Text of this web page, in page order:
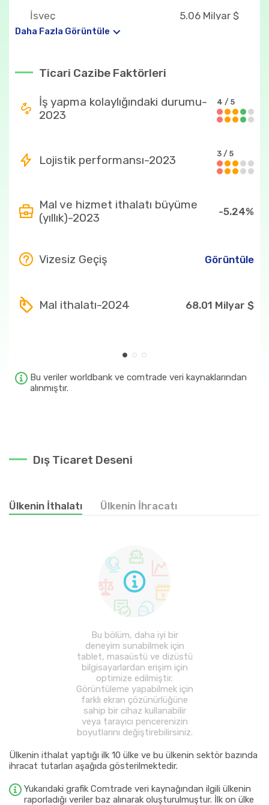
İsveç
5.06 Milyar $
85
2.93 Milyar $
27
2.08 Milyar $
8703
1.78 Milyar $
85
2.92 Milyar $
84
1.71 Milyar $
Daha Fazla Görüntüle
Ticari Cazibe Faktörleri
İş yapma kolaylığındaki durumu-
2023
4 / 5
Lojistik performansı-2023 3 / 5
Mal ve hizmet ithalatı büyüme
(yıllık)-2023
-5.24%
Vizesiz Geçiş Görüntüle
Mal ithalatı-2024 68.01 Milyar $
Bu veriler worldbank ve comtrade veri kaynaklarından
alınmıştır.
Dış Ticaret Deseni
Ülkenin İthalatı Ülkenin İhracatı
Bu bölüm, daha iyi bir
deneyim sunabilmek için
tablet, masaüstü ve dizüstü
bilgisayarlardan erişim için
optimize edilmiştir.
Görüntüleme yapabilmek için
farklı ekran çözünürlüğüne
sahip bir cihaz kullanabilir
veya tarayıcı pencerenizin
boyutlarını değiştirebilirsiniz.
Ülkenin ithalat yaptığı ilk 10 ülke ve bu ülkenin sektör bazında
ihracat tutarları aşağıda gösterilmektedir.
Yukarıdaki grafik Comtrade veri kaynağından ilgili ülkenin
raporladığı veriler baz alınarak oluşturulmuştur. İlk on ülke